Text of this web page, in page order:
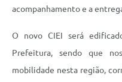
acompanhamento e a
O novo CIEI será
Prefeitura, sendo que
mobilidade nesta região,